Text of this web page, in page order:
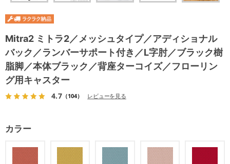
Mitra2 ミトラ2／メッシュタイプ／アディショナル
バック／ランバーサポート付き／L字肘／ブラック樹
脂脚／本体ブラック／背座ターコイズ／フローリン
グ用キャスター
4.7（104） レビューを見る
カラー